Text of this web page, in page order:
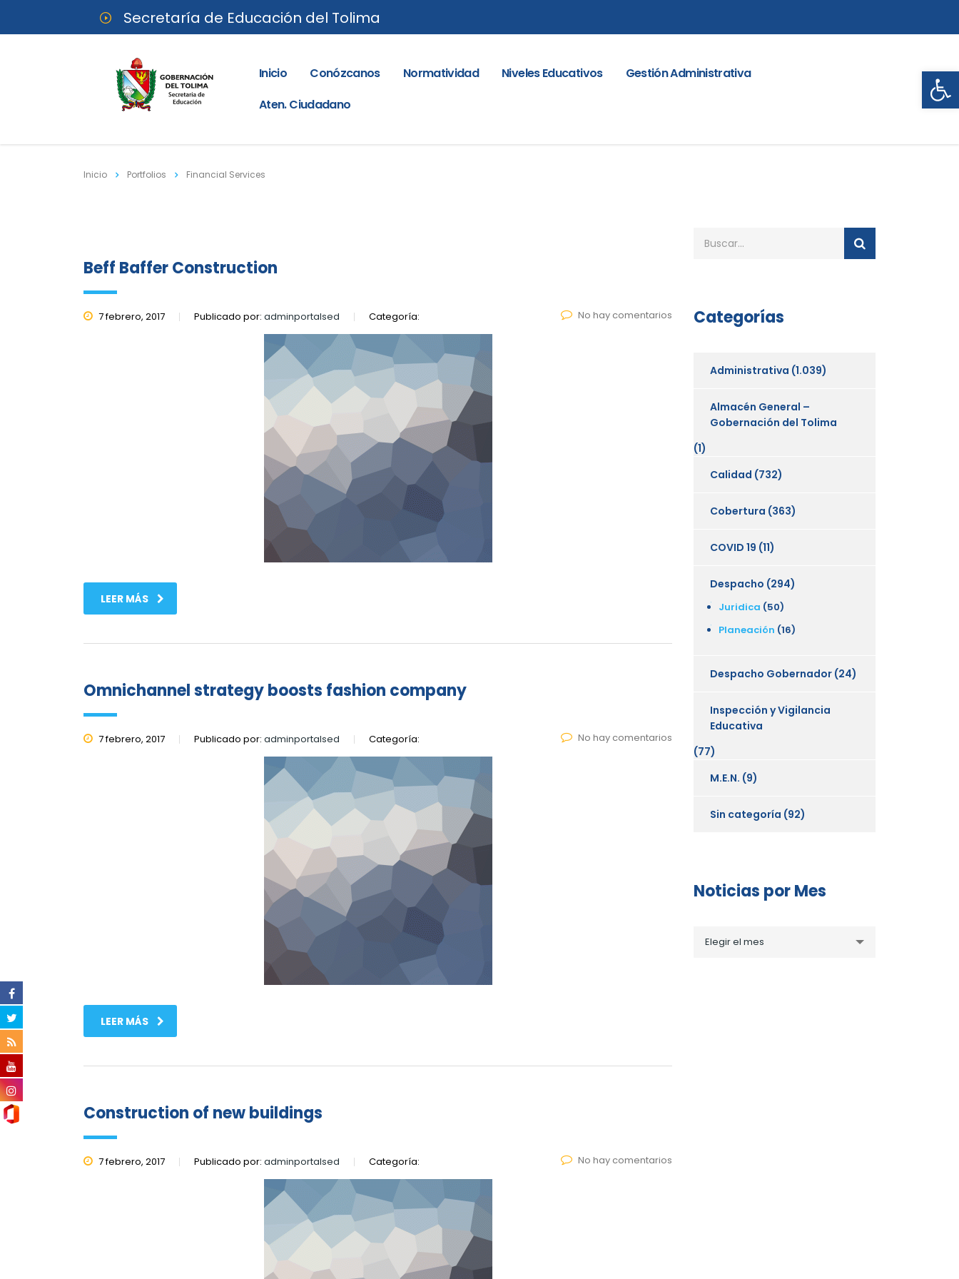
Secretaría de Educación del Tolima
Inicio Conózcanos Normatividad Niveles Educativos
Gestión Administrativa
Aten. Ciudadano
Inicio Portfolios Financial Services
Beff Baffer Construction
7 febrero, 2017 Publicado por: adminportalsed Categoría: No hay comentarios
LEER MÁS
Omnichannel strategy boosts fashion company
7 febrero, 2017 Publicado por: adminportalsed Categoría: No hay comentarios
LEER MÁS
Construction of new buildings
7 febrero, 2017 Publicado por: adminportalsed Categoría: No hay comentarios
Categorías
Administrativa (1.039)
Almacén General –
Gobernación del Tolima
(1)
Calidad (732)
Cobertura (363)
COVID 19 (11)
Despacho (294)
Juridica (50)
Planeación (16)
Despacho Gobernador (24)
Inspección y Vigilancia
Educativa
(77)
M.E.N. (9)
Sin categoría (92)
Noticias por Mes
porElegir el mes